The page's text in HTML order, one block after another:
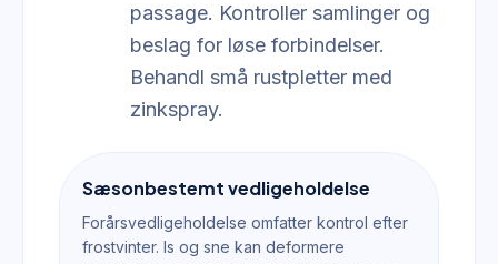
passage. Kontroller samlinger og
beslag for løse forbindelser.
Behandl små rustpletter med
zinkspray.
Sæsonbestemt vedligeholdelse
Forårsvedligeholdelse omfatter kontrol efter
frostvinter. Is og sne kan deformere